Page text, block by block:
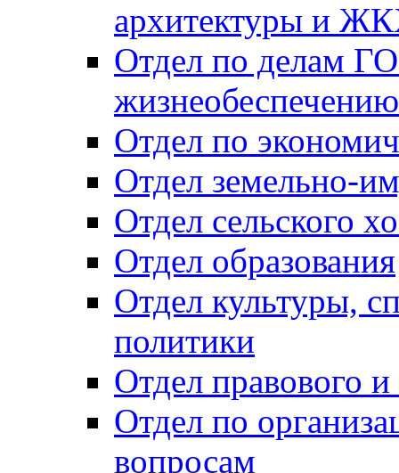
архитектуры и
Отдел по делам
Отдел по
Отдел земельно-
Отдел сельского
Отдел образования
Отдел культуры,
политики
Отдел правового
Отдел по
вопросам